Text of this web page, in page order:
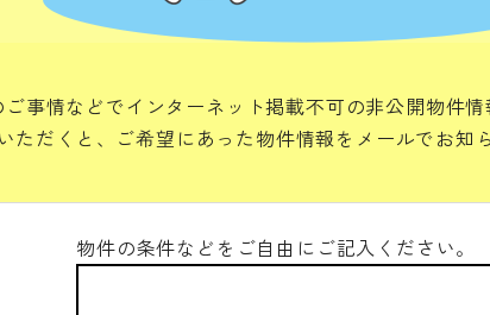
事情などでインターネット掲載不可の非公開物件情
ただくと、ご希望にあった物件情報をメールでお知
物件の条件などをご自由にご記入ください。